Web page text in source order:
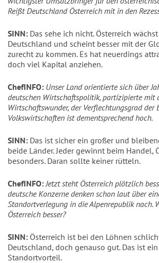
Reißt Deutschland Österreich mit in den
SINN: Das sehe ich nicht. Österreich
Deutschland und scheint besser mit der
zurecht zu kommen. Es hat neuerdings
doch viel Kapital anziehen.
ChefINFO: Unser Land orientierte sich über
deutschen Wirtschaftspolitik, partizipierte mit
Wirtschaftswunder, der Verflechtungsgrad der
Volkswirtschaften ist dementsprechend hoch.
SINN: Das ist sicher ein großer und
beide Länder. Jeder gewinnt beim Handel,
besonders. Daran sollte keiner rütteln.
ChefINFO: Jetzt steht Österreich plötzlich
deutsche Konzerne denken schon laut über
Standortverlegung in die Alpenrepublik nach.
Österreich besser?
SINN: Österreich ist bei den Löhnen
Deutschland, doch genauso gut. Das ist
Standortvorteil.